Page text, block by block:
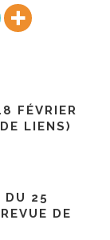
FÉVRIER
LIENS)
DU 25
DE